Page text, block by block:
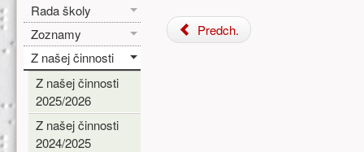
Rada školy
Zoznamy
Z našej činnosti
Z našej činnosti
2025/2026
Z našej činnosti
2024/2025
Predch.